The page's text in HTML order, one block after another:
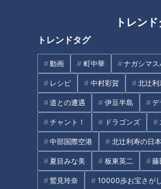
トレン
トレンドタグ
動画 町中華 ナガシマス
レシピ 中村彩賀 北辻利
道との遭遇 伊豆半島 デ
チャント！ ドラゴンズ
中部国際空港 北辻利寿の日
夏目みな美 板東英二 藤
鷲見玲奈 10000歩お宝さがし
「こんなときなんて言う？」子
どものためになる“しかり方”
「た
のせ
分ク
タグ
ドキュメンタリー WEB限
ピエロと呼ばれた息子